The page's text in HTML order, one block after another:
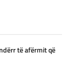
të afërmit që